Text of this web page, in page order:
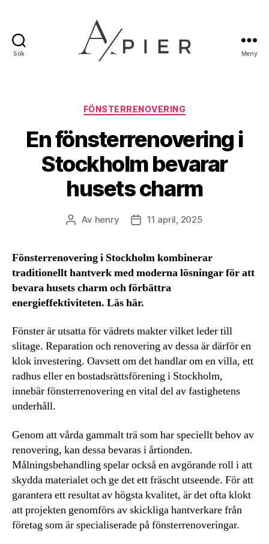
Sök Meny
Kategorier
FÖNSTERRENOVERING
En fönsterrenovering i
Stockholm bevarar
husets charm
Inläggsförfattare
Av henry Inläggsdatum
11 april, 2025
Fönsterrenovering i Stockholm kombinerar
traditionellt hantverk med moderna lösningar för att
bevara husets charm och förbättra
energieffektiviteten. Läs här.
Fönster är utsatta för vädrets makter vilket leder till
slitage. Reparation och renovering av dessa är därför en
klok investering. Oavsett om det handlar om en villa, ett
radhus eller en bostadsrättsförening i Stockholm,
innebär fönsterrenovering en vital del av fastighetens
underhåll.
Genom att vårda gammalt trä som har speciellt behov av
renovering, kan dessa bevaras i årtionden.
Målningsbehandling spelar också en avgörande roll i att
skydda materialet och ge det ett fräscht utseende. För att
garantera ett resultat av högsta kvalitet, är det ofta klokt
att projekten genomförs av skickliga hantverkare från
företag som är specialiserade på fönsterrenoveringar.